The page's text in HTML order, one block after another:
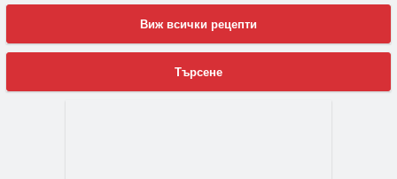
Виж всички рецепти
Търсене